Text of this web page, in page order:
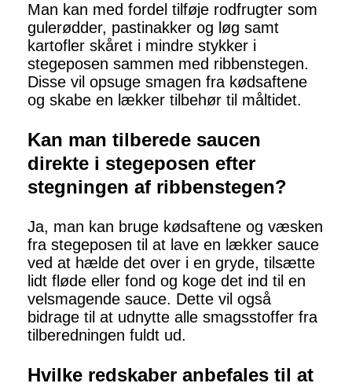
Man kan med fordel tilføje rodfrugter som
gulerødder, pastinakker og løg samt
kartofler skåret i mindre stykker i
stegeposen sammen med ribbenstegen.
Disse vil opsuge smagen fra kødsaftene
og skabe en lækker tilbehør til måltidet.
Kan man tilberede saucen
direkte i stegeposen efter
stegningen af ribbenstegen?
Ja, man kan bruge kødsaftene og væsken
fra stegeposen til at lave en lækker sauce
ved at hælde det over i en gryde, tilsætte
lidt fløde eller fond og koge det ind til en
velsmagende sauce. Dette vil også
bidrage til at udnytte alle smagsstoffer fra
tilberedningen fuldt ud.
Hvilke redskaber anbefales til at